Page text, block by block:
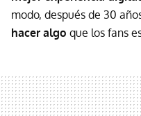
modo, después de 30
hacer algo que los fans